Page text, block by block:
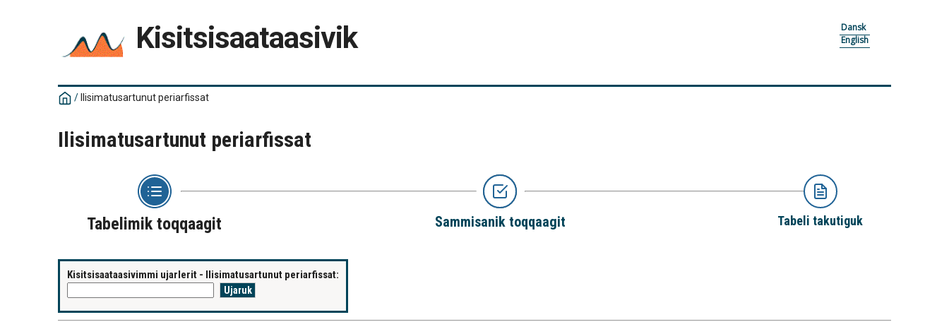
Kisitsisaataasivik
Dansk
English
/ Ilisimatusartunut periarfissat
Ilisimatusartunut periarfissat
Tabelimik toqqaagit Sammisanik toqqaagit Tabeli takutiguk
Kisitsisaataasivimmi ujarlerit - Ilisimatusartunut periarfissat: